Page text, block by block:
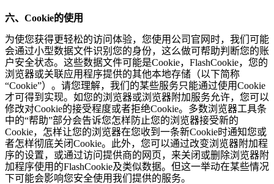
六、 Cookie的使用
为使您获得更轻松的访问体验，您使用公司官网时，我们可能
会通过小型数据文件识别您的身份，这么做可帮助判断您的账
户安全状态。这些数据文件可能是Cookie， FlashCookie，您的
浏览器或关联应用程序提供的其他本地存储（以下简称
“Cookie”）。请您理解，我们的某些服务只能通过使用Cookie
才可得到实现。如您的浏览器或浏览器附加服务允许，您可以
修改对Cookie的接受程度或者拒绝Cookie。多数浏览器工具条
中的“帮助”部分会告诉您怎样防止您的浏览器接受新的
Cookie，怎样让您的浏览器在您收到一条新Cookie时通知您或
者怎样彻底关闭Cookie。此外，您可以通过改变浏览器附加程
序的设置，或通过访问提供商的网页，来关闭或删除浏览器附
加程序使用的FlashCookie及类似数据。但这一举动在某些情况
下可能会影响您安全使用我们提供的服务。